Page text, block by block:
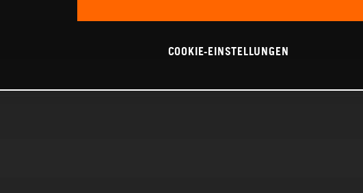
COOKIE-EINSTELLUNGEN